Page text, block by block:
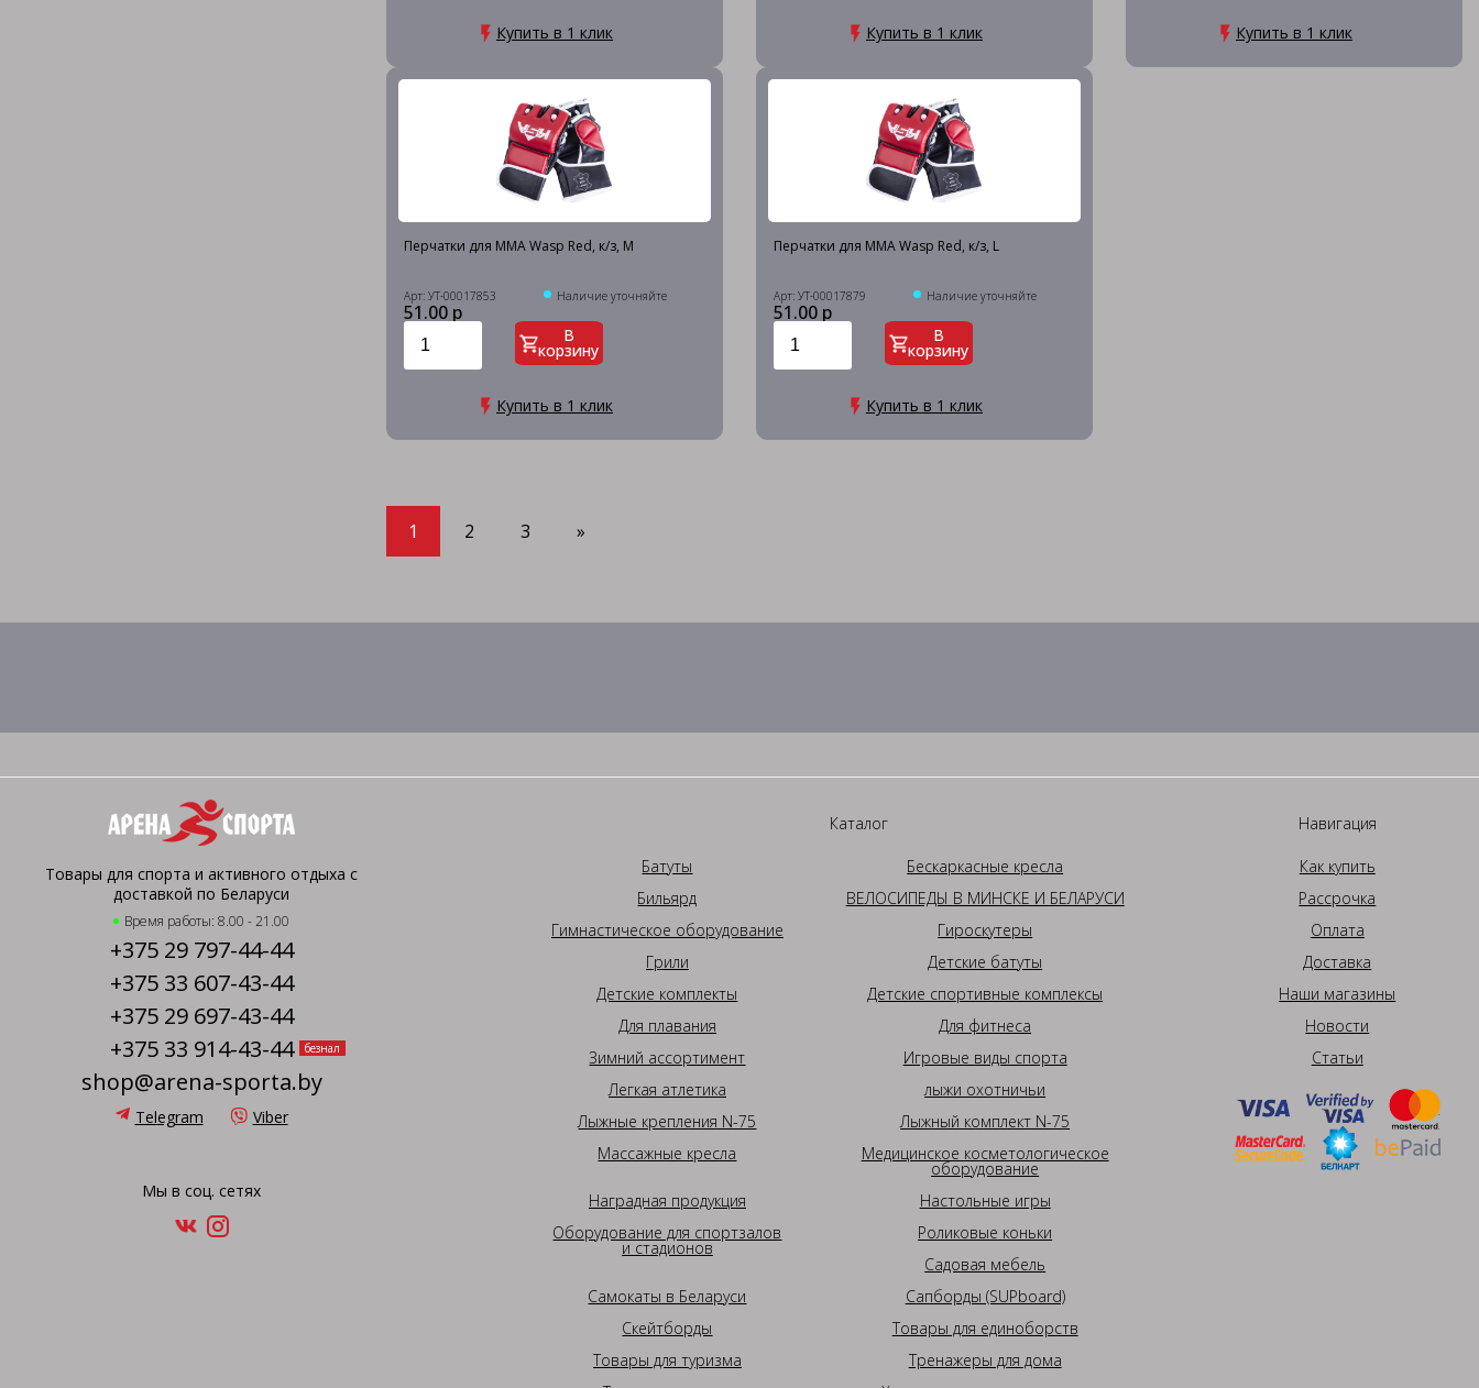
Купить в 1 клик Купить в 1 клик Купить в 1 клик
Перчатки для MMA Wasp Red, к/з, M
Арт: УТ-00017853 Наличие уточняйте
51.00 р
В
корзину
Купить в 1 клик
Перчатки для MMA Wasp Red, к/з, L
Арт: УТ-00017879 Наличие уточняйте
51.00 р
В
корзину
Купить в 1 клик
1 2 3 »
Товары для спорта и активного отдыха с
доставкой по Беларуси
Время работы: 8.00 - 21.00
+375 29 797-44-44
+375 33 607-43-44
+375 29 697-43-44
+375 33 914-43-44
безнал
shop@arena-sporta.by
Telegram Viber
Мы в соц. сетях
Каталог
Батуты
Бескаркасные кресла
Бильярд
ВЕЛОСИПЕДЫ В МИНСКЕ И БЕЛАРУСИ
Гимнастическое оборудование
Гироскутеры
Грили
Детские батуты
Детские комплекты
Детские спортивные комплексы
Для плавания
Для фитнеса
Зимний ассортимент
Игровые виды спорта
Легкая атлетика
лыжи охотничьи
Лыжные крепления N-75
Лыжный комплект N-75
Массажные кресла
Медицинское косметологическое
оборудование
Наградная продукция
Настольные игры
Оборудование для спортзалов
и стадионов
Роликовые коньки
Садовая мебель
Самокаты в Беларуси
Сапборды (SUPboard)
Скейтборды
Товары для единоборств
Товары для туризма
Тренажеры для дома
Навигация
Как купить
Рассрочка
Оплата
Доставка
Наши магазины
Новости
Статьи